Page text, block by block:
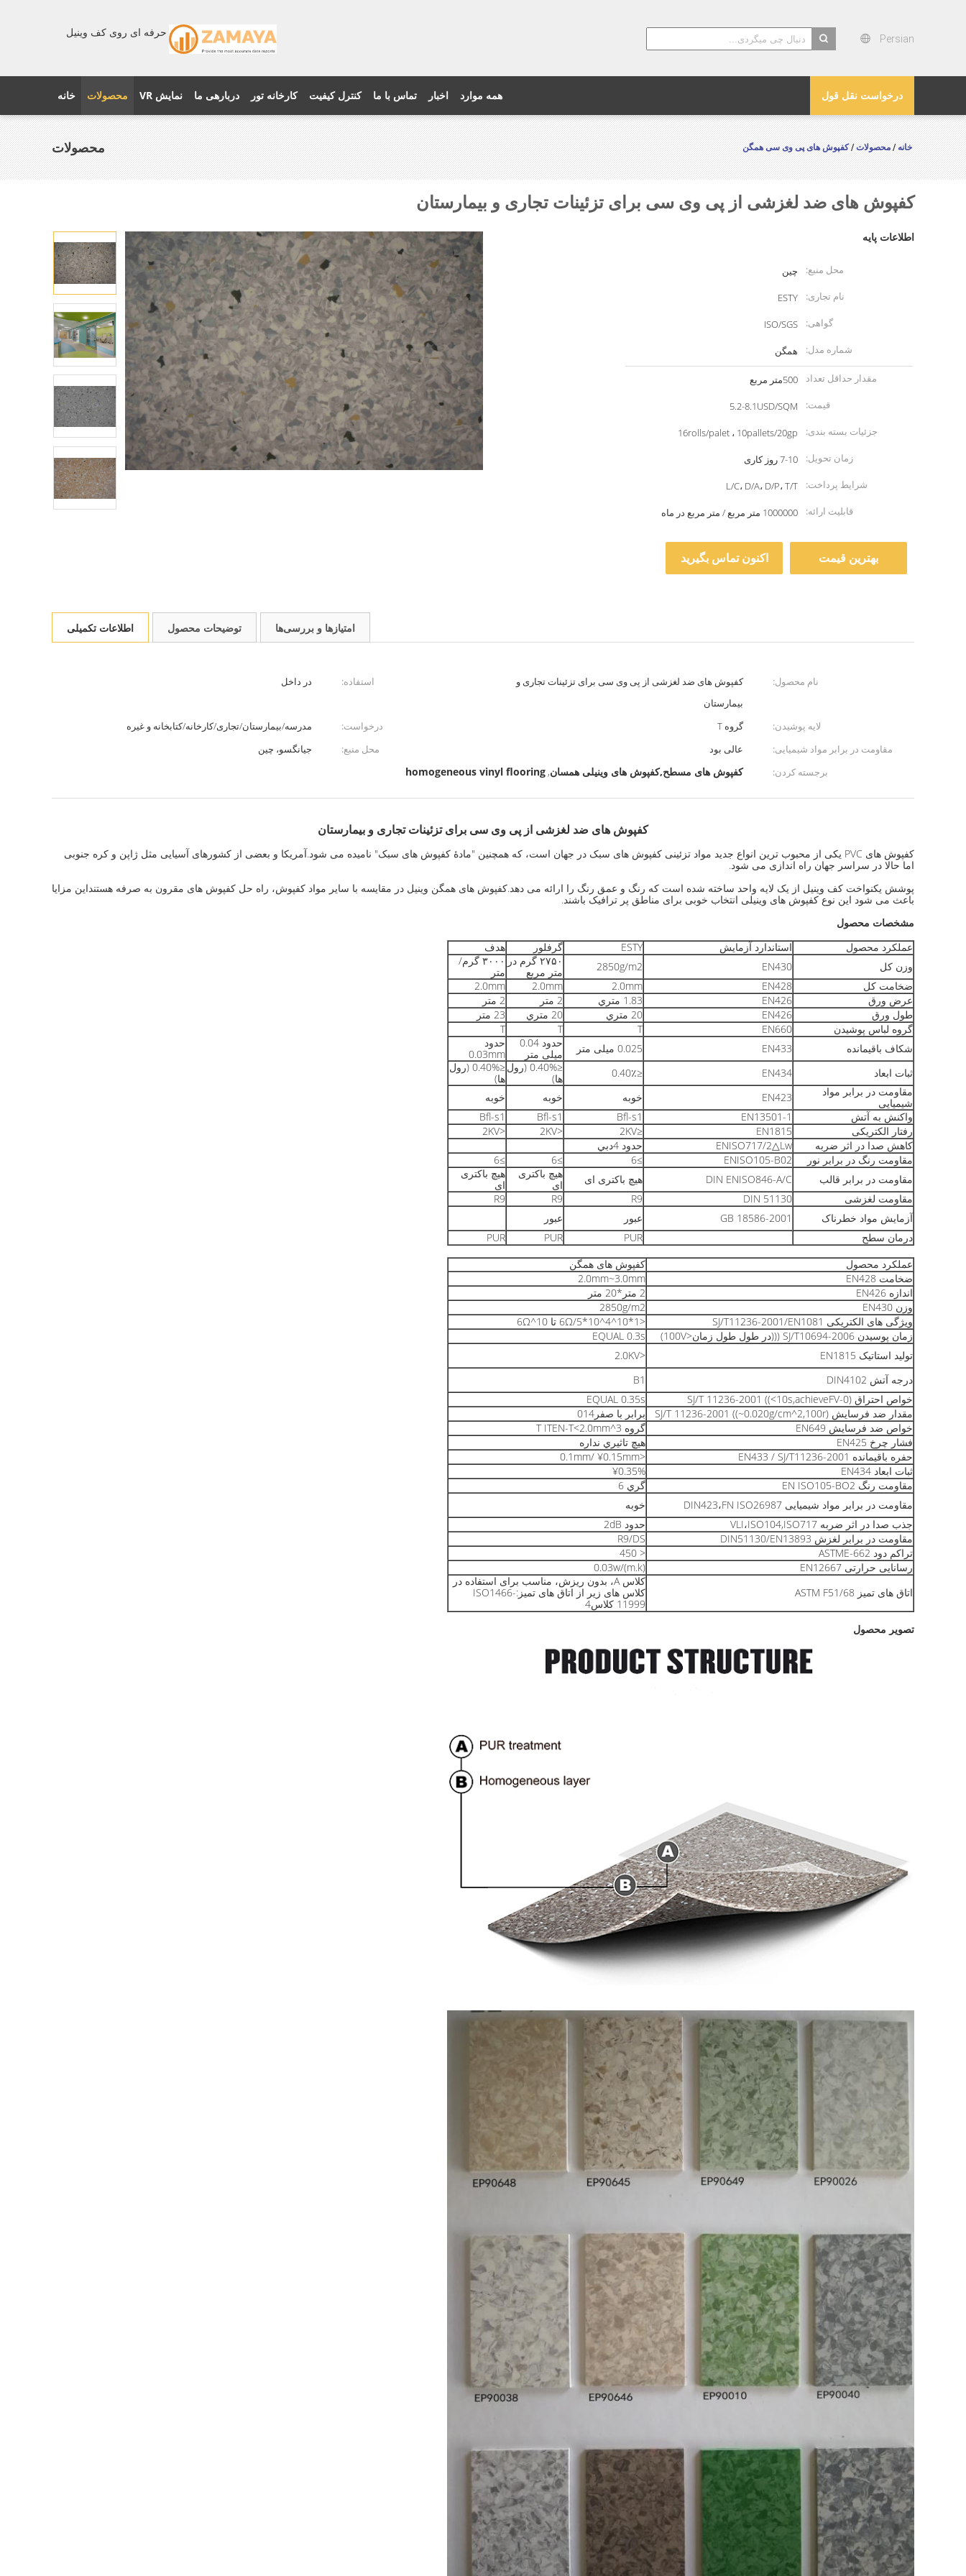
حرفه ای روی کف وینیل
Persian
درخواست نقل قول خانه محصولات نمایش VR دربارهی ما کارخانه تور کنترل کیفیت تماس با ما اخبار همه موارد
محصولات خانه /محصولات/کفپوش های پی وی سی همگن
کفپوش های ضد لغزشی از پی وی سی برای تزئینات تجاری و بیمارستان
اطلاعات پایه
محل منبع:
چین
نام تجاری:
ESTY
گواهی:
ISO/SGS
شماره مدل:
همگن
مقدار حداقل تعداد
سفارش:
500متر مربع
قیمت:
5.2-8.1USD/SQM
جزئیات بسته بندی:
16rolls/palet ، 10pallets/20gp
زمان تحویل:
7-10 روز کاری
شرایط پرداخت:
L/C، D/A، D/P، T/T
قابلیت ارائه:
1000000 متر مربع / متر مربع در ماه
بهترین قیمت اکنون تماس بگیرید
اطلاعات تکمیلی توضیحات محصول امتیازها و بررسی‌ها
نام محصول:
کفپوش های ضد لغزشی از پی وی سی برای تزئینات تجاری و
بیمارستان
استفاده: در داخل
لایه پوشیدن: گروه T درخواست:
مدرسه/بیمارستان/تجاری/کارخانه/کتابخانه و غیره
مقاومت در برابر مواد شیمیایی:
عالی بود محل منبع:
جیانگسو، چین
برجسته کردن:
کفپوش های مسطح,کفپوش های وینیلی همسان,
homogeneous vinyl flooring
کفپوش های ضد لغزشی از پی وی سی برای تزئینات تجاری و بیمارستان
کفپوش های PVC یکی از محبوب ترین انواع جدید مواد تزئینی کفپوش های سبک در جهان است، که همچنین "مادۀ کفپوش های سبک" نامیده می شود.آمریکا و بعضی از کشورهای آسیایی مثل ژاپن و کره جنوبی
اما حالا در سراسر جهان راه اندازی می شود.
پوشش یکنواخت کف وینیل از یک لایه واحد ساخته شده است که رنگ و عمق رنگ را ارائه می دهد.کفپوش های همگن وینیل در مقایسه با سایر مواد کفپوش، راه حل کفپوش های مقرون به صرفه هستنداین مزایا
باعث می شود این نوع کفپوش های وینیلی انتخاب خوبی برای مناطق پر ترافیک باشند.
مشخصات محصول
عملکرد محصول
استاندارد آزمایش ESTY گرفلور
هدف
وزن کل
EN430
2850g/m2
۲۷۵۰ گرم در
متر مربع
۳۰۰۰ گرم/
متر
ضخامت کل
EN428
2.0mm
2.0mm
2.0mm
عرض ورق
EN426 1.83 متري 2 متر
2 متر
طول ورق
EN426 20 متري 20 متري
23 متر
گروه لباس پوشیدن
EN660
T
T
T
شکاف باقیمانده
EN433 0.025 میلی متر
حدود 0.04
میلی متر
حدود
0.03mm
ثبات ابعاد
EN434 ≤0.40٪
≤0.40% (رول
ها)
≤0.40% (رول
ها)
مقاومت در برابر مواد
شیمیایی
EN423 خوبه خوبه
خوبه
واکنش به آتش
EN13501-1
Bfl-s1
Bfl-s1
Bfl-s1
رفتار الکتریکی
EN1815
≤2KV
<2KV
<2KV
کاهش صدا در اثر ضربه
ENISO717/2△Lw
حدود 4دبي
مقاومت رنگ در برابر نور
ENISO105-B02
≥6
≥6
≥6
مقاومت در برابر قالب
DIN ENISO846-A/C هیچ باکتری ای
هیچ باکتری
ای
هیچ باکتری
ای
مقاومت لغزشی
DIN 51130
R9
R9
R9
آزمایش مواد خطرناک
GB 18586-2001 عبور
عبور
درمان سطح
PUR
PUR
PUR
عملکرد محصول
کفپوش های همگن
ضخامت EN428
2.0mm~3.0mm
اندازه EN426
2 متر*20 متر
وزن EN430
2850g/m2
ویژگی های الکتریکی SJ/T11236-2001/EN1081
<1*10^6Ω/5*10^4 تا 10^6Ω
زمان پوسیدن SJ/T10694-2006 (((در طول طول زمان<100V)
EQUAL 0.3s
تولید استاتیک EN1815
<2.0KV
درجه آتش DIN4102
B1
خواص احتراق SJ/T 11236-2001 ((<10s,achieveFV-0)
EQUAL 0.35s
مقدار ضد فرسایش SJ/T 11236-2001 ((~0.020g/cm^2,100r)
برابر با صفر014
خواص ضد فرسایش EN649
گروه T ITEN-T<2.0mm^3
فشار چرخ EN425
هيچ تاثيري نداره
حفره باقیمانده EN433 / SJ/T11236-2001
<0.1mm/ ¥0.15mm
ثبات ابعاد EN434
¥0.35%
مقاومت رنگ EN ISO105-BO2
گري 6
مقاومت در برابر مواد شیمیایی DIN423،FN ISO26987
خوبه
جذب صدا در اثر ضربه VLI،ISO104,ISO717
حدود 2dB
مقاومت در برابر لغزش DIN51130/EN13893
R9/DS
تراکم دود ASTME-662
< 450
رسانایی حرارتی EN12667
0.03w/(m.k)
اتاق های تمیز ASTM F51/68
کلاس A، بدون ریزش، مناسب برای استفاده در
کلاس های زیر از اتاق های تمیز:ISO1466-
11999 کلاس4
تصویر محصول